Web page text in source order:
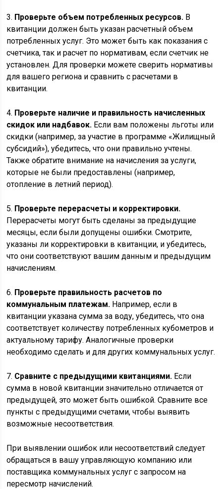
3. Проверьте объем потребленных ресурсов. В
квитанции должен быть указан расчетный объем
потребленных услуг. Это может быть как показания с
счетчика, так и расчет по нормативам, если счетчик не
установлен. Для проверки можете сверить нормативы
для вашего региона и сравнить с расчетами в
квитанции.
4. Проверьте наличие и правильность начисленных
скидок или надбавок. Если вам положены льготы или
скидки (например, за участие в программе «Жилищный
субсидий»), убедитесь, что они правильно учтены.
Также обратите внимание на начисления за услуги,
которые не были предоставлены (например,
отопление в летний период).
5. Проверьте перерасчеты и корректировки.
Перерасчеты могут быть сделаны за предыдущие
месяцы, если были допущены ошибки. Смотрите,
указаны ли корректировки в квитанции, и убедитесь,
что они соответствуют вашим данным и предыдущим
начислениям.
6. Проверьте правильность расчетов по
коммунальным платежам. Например, если в
квитанции указана сумма за воду, убедитесь, что она
соответствует количеству потребленных кубометров и
актуальному тарифу. Аналогичные проверки
необходимо сделать и для других коммунальных услуг.
7. Сравните с предыдущими квитанциями. Если
сумма в новой квитанции значительно отличается от
предыдущей, это может быть ошибкой. Сравните все
пункты с предыдущими счетами, чтобы выявить
возможные несоответствия.
При выявлении ошибок или несоответствий следует
обращаться в вашу управляющую компанию или
поставщика коммунальных услуг с запросом на
пересмотр начислений.